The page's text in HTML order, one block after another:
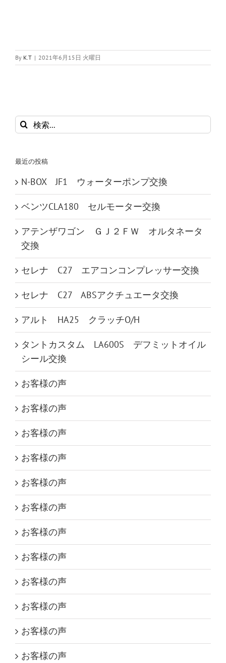
By K.T | 2021年6月15日 火曜日
検
索
最近の投稿
N-BOX JF1 ウォーターポンプ交換
ベンツCLA180 セルモーター交換
アテンザワゴン ＧＪ２ＦＷ オルタネータ
交換
セレナ C27 エアコンコンプレッサー交換
セレナ C27 ABSアクチュエータ交換
アルト HA25 クラッチO/H
タントカスタム LA600S デフミットオイル
シール交換
お客様の声
お客様の声
お客様の声
お客様の声
お客様の声
お客様の声
お客様の声
お客様の声
お客様の声
お客様の声
お客様の声
お客様の声